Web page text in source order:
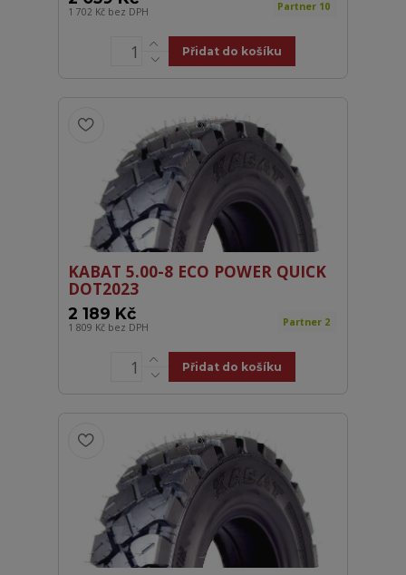
1 702 Kč bez DPH Partner 10
Přidat do košíku
KABAT 5.00-8 ECO POWER QUICK
DOT2023
2 189 Kč
1 809 Kč bez DPH Partner 2
Přidat do košíku